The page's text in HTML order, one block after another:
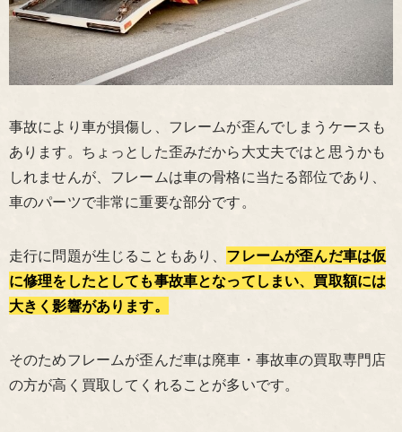
事故により車が損傷し、フレームが歪んでしまうケースも
あります。ちょっとした歪みだから大丈夫ではと思うかも
しれませんが、フレームは車の骨格に当たる部位であり、
車のパーツで非常に重要な部分です。
走行に問題が生じることもあり、 フレームが歪んだ車は仮
に修理をしたとしても事故車となってしまい、買取額には
大きく影響があります。
そのためフレームが歪んだ車は廃車・事故車の買取専門店
の方が高く買取してくれることが多いです。